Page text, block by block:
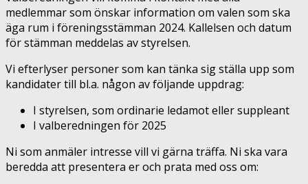
medlemmar som önskar information om valen som ska
äga rum i föreningsstämman 2024. Kallelsen och datum
för stämman meddelas av styrelsen.
Vi efterlyser personer som kan tänka sig ställa upp som
kandidater till bl.a. någon av följande uppdrag:
I styrelsen, som ordinarie ledamot eller suppleant
I valberedningen för 2025
Ni som anmäler intresse vill vi gärna träffa. Ni ska vara
beredda att presentera er och prata med oss om: